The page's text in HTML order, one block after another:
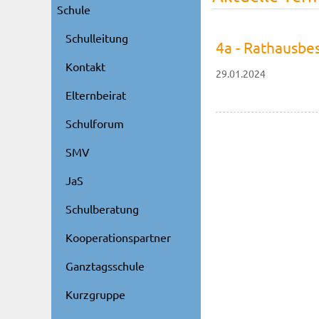
4a -
29.01.2024
Schule
Schulleitung
Kontakt
Elternbeirat
Schulforum
SMV
JaS
Schulberatung
Kooperationspartner
Ganztagsschule
Kurzgruppe